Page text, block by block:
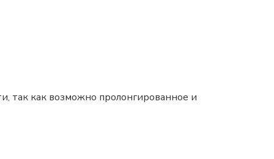
так как возможно пролонгированное и